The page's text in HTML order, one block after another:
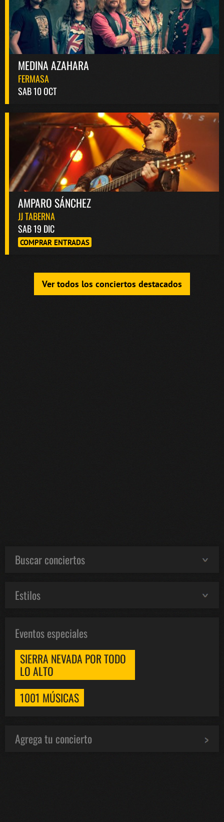
MEDINA AZAHARA
FERMASA
SAB 10 OCT
AMPARO SÁNCHEZ
JJ TABERNA
SAB 19 DIC
COMPRAR ENTRADAS
Ver todos los conciertos destacados
Buscar conciertos
Estilos
Eventos especiales
SIERRA NEVADA POR TODO
LO ALTO
1001 MÚSICAS
Agrega tu concierto